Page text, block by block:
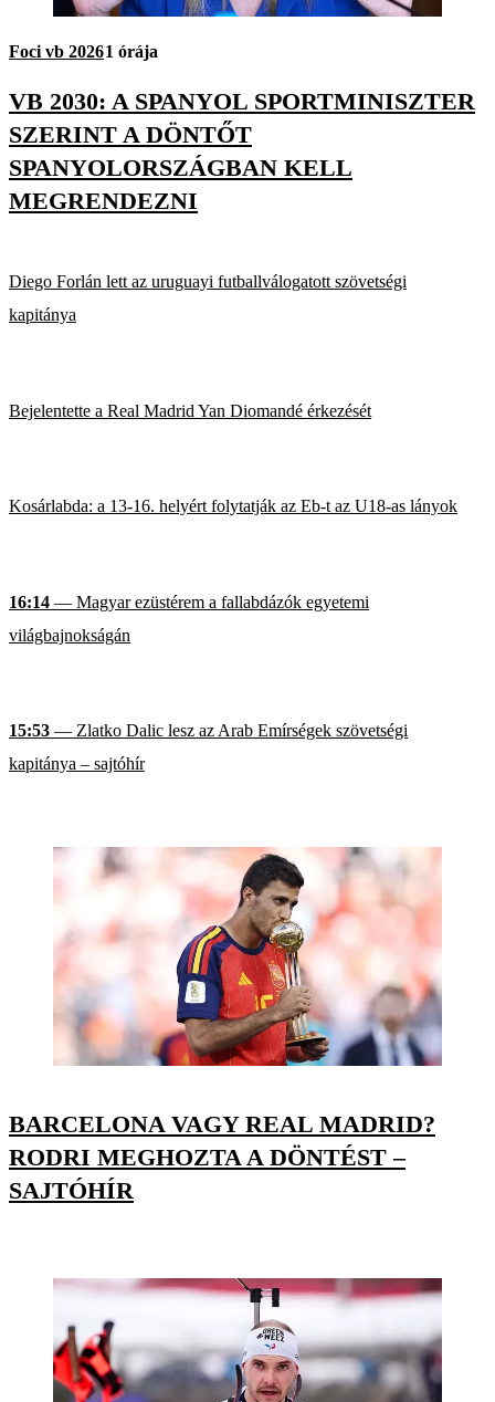
Foci vb 20261 órája
VB 2030: A SPANYOL SPORTMINISZTER
SZERINT A DÖNTŐT
SPANYOLORSZÁGBAN KELL
MEGRENDEZNI
Diego Forlán lett az uruguayi futballválogatott szövetségi
kapitánya
Bejelentette a Real Madrid Yan Diomandé érkezését
Kosárlabda: a 13-16. helyért folytatják az Eb-t az U18-as lányok
16:14 — Magyar ezüstérem a fallabdázók egyetemi
világbajnokságán
15:53 — Zlatko Dalic lesz az Arab Emírségek szövetségi
kapitánya – sajtóhír
BARCELONA VAGY REAL MADRID?
RODRI MEGHOZTA A DÖNTÉST –
SAJTÓHÍR